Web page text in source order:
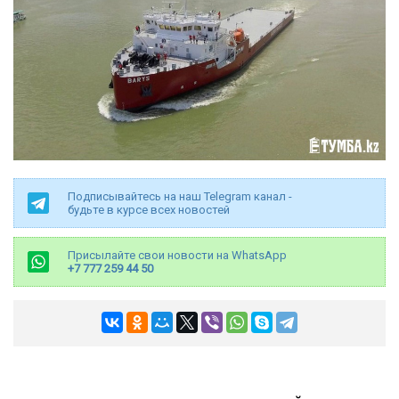
Подписывайтесь на наш Telegram канал -
будьте в курсе всех новостей
Присылайте свои новости на WhatsApp
+7 777 259 44 50